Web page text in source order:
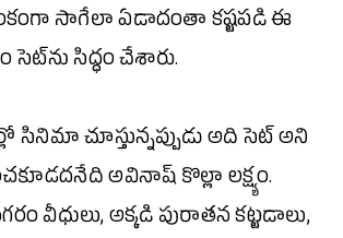
సాగేలా ఏడాదంతా కష్టపడి ఈ
సిద్ధం చేశారు.
సినిమాచూస్తున్నప్పుడు అది సెట్ అని
అవినాష్కొల్లా లక్ష్యం.
వీధులు, అక్కడి పురాతన కట్టడాలు,